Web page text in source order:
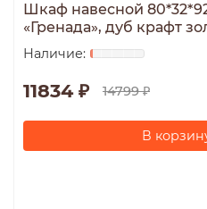
Шкаф навесной
«Гренада», дуб крафт
11834 ₽ 14799 ₽
В